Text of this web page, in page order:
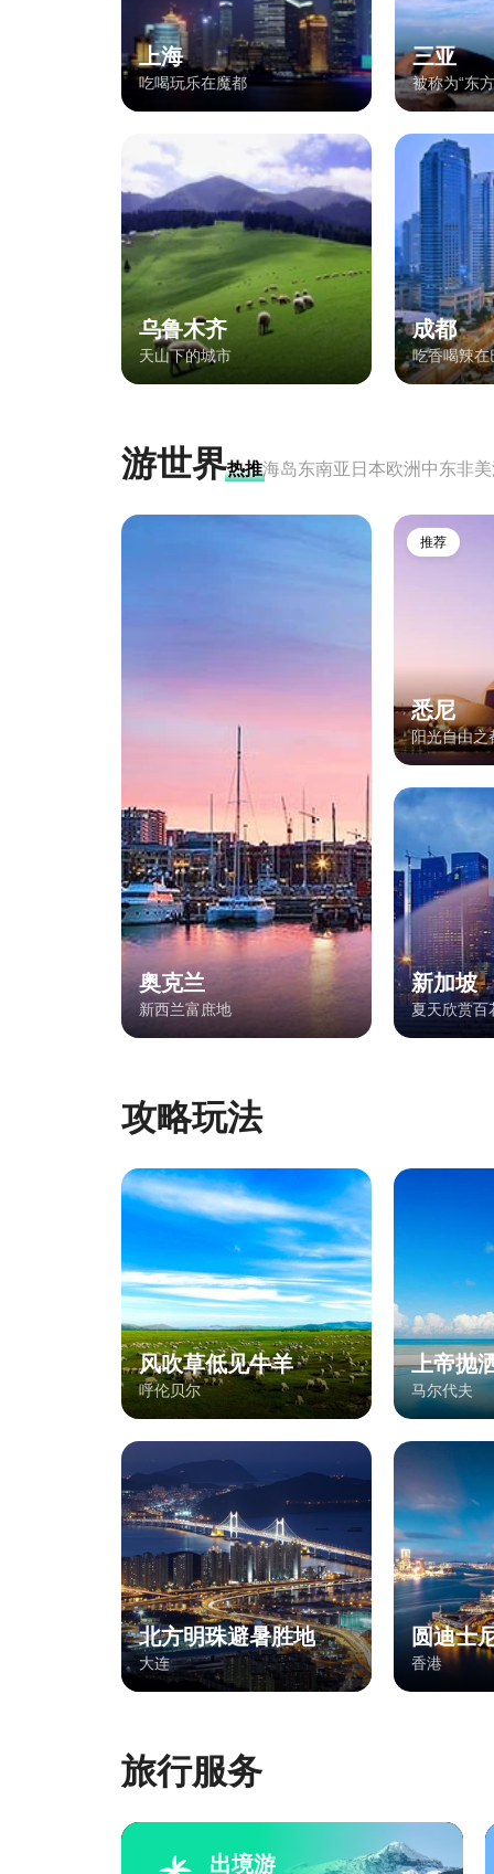
上海
吃喝玩乐在魔都
三亚
被称为“东
乌鲁木齐
天山下的城市
成都
吃香喝辣在
游世界热推海岛东南亚 日本欧洲 中东非
奥克兰
新西兰富庶地
推荐
悉尼
阳光自由之
新加坡
夏天欣赏百
攻略玩法
风吹草低见牛羊
呼伦贝尔
上帝抛
马尔代夫
北方明珠避暑胜地
大连
圆迪士
香港
旅行服务
出境游